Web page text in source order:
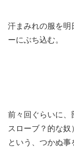
汗まみれの服を明
ーにぶち込む。
前々回ぐらいに、
スローブ？的な
という、つかぬ